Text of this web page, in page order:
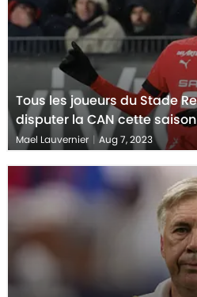
Tous les joueurs du Stade
disputer la CAN cette saison
Mael Lauvernier | Aug 7, 2023